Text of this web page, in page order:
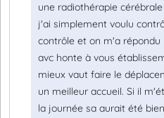
une radiothérapie
j'ai simplement voulu
contrôle et on m'a répondu
avc honte à vous
mieux vaut faire le
un meilleur accueil. Si il
la journée sa aurait été